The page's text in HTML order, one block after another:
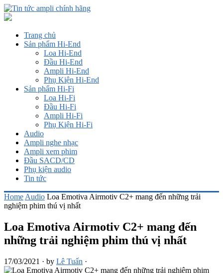
Trang chủ
Sản phẩm Hi-End
Loa Hi-End
Đầu Hi-End
Ampli Hi-End
Phụ Kiện Hi-End
Sản phẩm Hi-Fi
Loa Hi-Fi
Đầu Hi-Fi
Ampli Hi-Fi
Phụ Kiện Hi-Fi
Audio
Ampli nghe nhạc
Ampli xem phim
Đầu SACD/CD
Phụ kiện audio
Tin tức
Home Audio Loa Emotiva Airmotiv C2+ mang đến những trải
nghiệm phim thú vị nhất
Loa Emotiva Airmotiv C2+ mang đến
những trải nghiệm phim thú vị nhất
17/03/2021 · by Lê Tuấn ·